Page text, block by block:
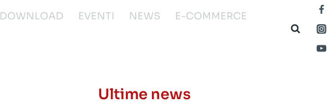
DOWNLOAD EVENTI NEWS
E-COMMERCE
Ultime news